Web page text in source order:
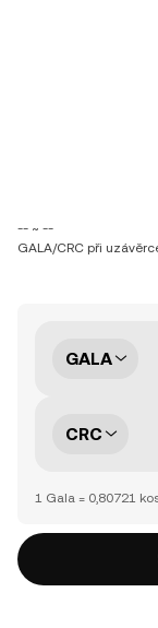
-- ~ --
GALA/CRC při
GALA
CRC
1 Gala = 0,80721